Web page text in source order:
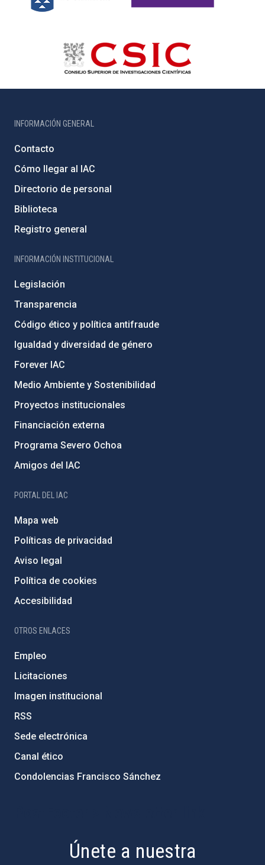
INFORMACIÓN GENERAL
Contacto
Cómo llegar al IAC
Directorio de personal
Biblioteca
Registro general
INFORMACIÓN INSTITUCIONAL
Legislación
Transparencia
Código ético y política antifraude
Igualdad y diversidad de género
Forever IAC
Medio Ambiente y Sostenibilidad
Proyectos institucionales
Financiación externa
Programa Severo Ochoa
Amigos del IAC
PORTAL DEL IAC
Mapa web
Políticas de privacidad
Aviso legal
Política de cookies
Accesibilidad
OTROS ENLACES
Empleo
Licitaciones
Imagen institucional
RSS
Sede electrónica
Canal ético
Condolencias Francisco Sánchez
Únete a nuestra